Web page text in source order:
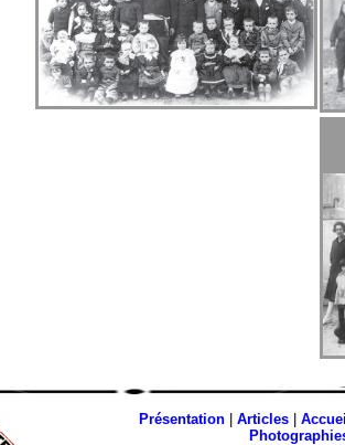
Présentation| Articles|